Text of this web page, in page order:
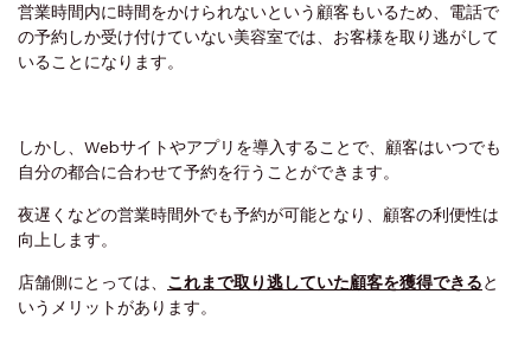
営業時間内に時間をかけられないという顧客もいるため、電話で
の予約しか受け付けていない美容室では、お客様を取り逃がして
いることになります。
しかし、Webサイトやアプリを導入することで、顧客はいつでも
自分の都合に合わせて予約を行うことができます。
夜遅くなどの営業時間外でも予約が可能となり、顧客の利便性は
向上します。
店舗側にとっては、 これまで取り逃していた顧客を獲得できると
いうメリットがあります。